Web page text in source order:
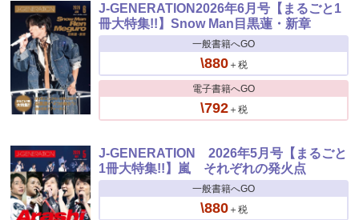
J-GENERATION2026年6月号【まるごと1
冊大特集!!】Snow Man目黒蓮・新章
一般書籍へGO
\880＋税
電子書籍へGO
\792＋税
J-GENERATION 2026年5月号【まるごと
1冊大特集!!】嵐 それぞれの発火点
一般書籍へGO
\880＋税